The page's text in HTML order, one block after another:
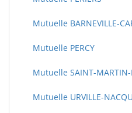
Mutuelle BARNEVILLE-
Mutuelle PERCY
Mutuelle SAINT-MARTIN-
Mutuelle URVILLE-